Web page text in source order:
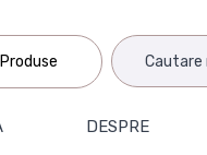
Produse
DESPRE